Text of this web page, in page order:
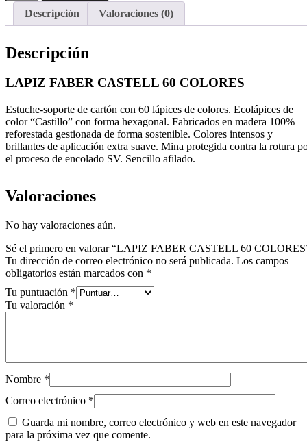
Descripción Valoraciones (0)
Descripción
LAPIZ FABER CASTELL 60 COLORES
Estuche-soporte de cartón con 60 lápices de colores. Ecolápices de
color “Castillo” con forma hexagonal. Fabricados en madera 100%
reforestada gestionada de forma sostenible. Colores intensos y
brillantes de aplicación extra suave. Mina protegida contra la rotura
el proceso de encolado SV. Sencillo afilado.
Valoraciones
No hay valoraciones aún.
Sé el primero en valorar “LAPIZ FABER CASTELL 60
Tu dirección de correo electrónico no será publicada. Los campos
obligatorios están marcados con *
Tu puntuación *
Tu valoración *
Nombre *
Correo electrónico *
Guarda mi nombre, correo electrónico y web en este navegador
para la próxima vez que comente.